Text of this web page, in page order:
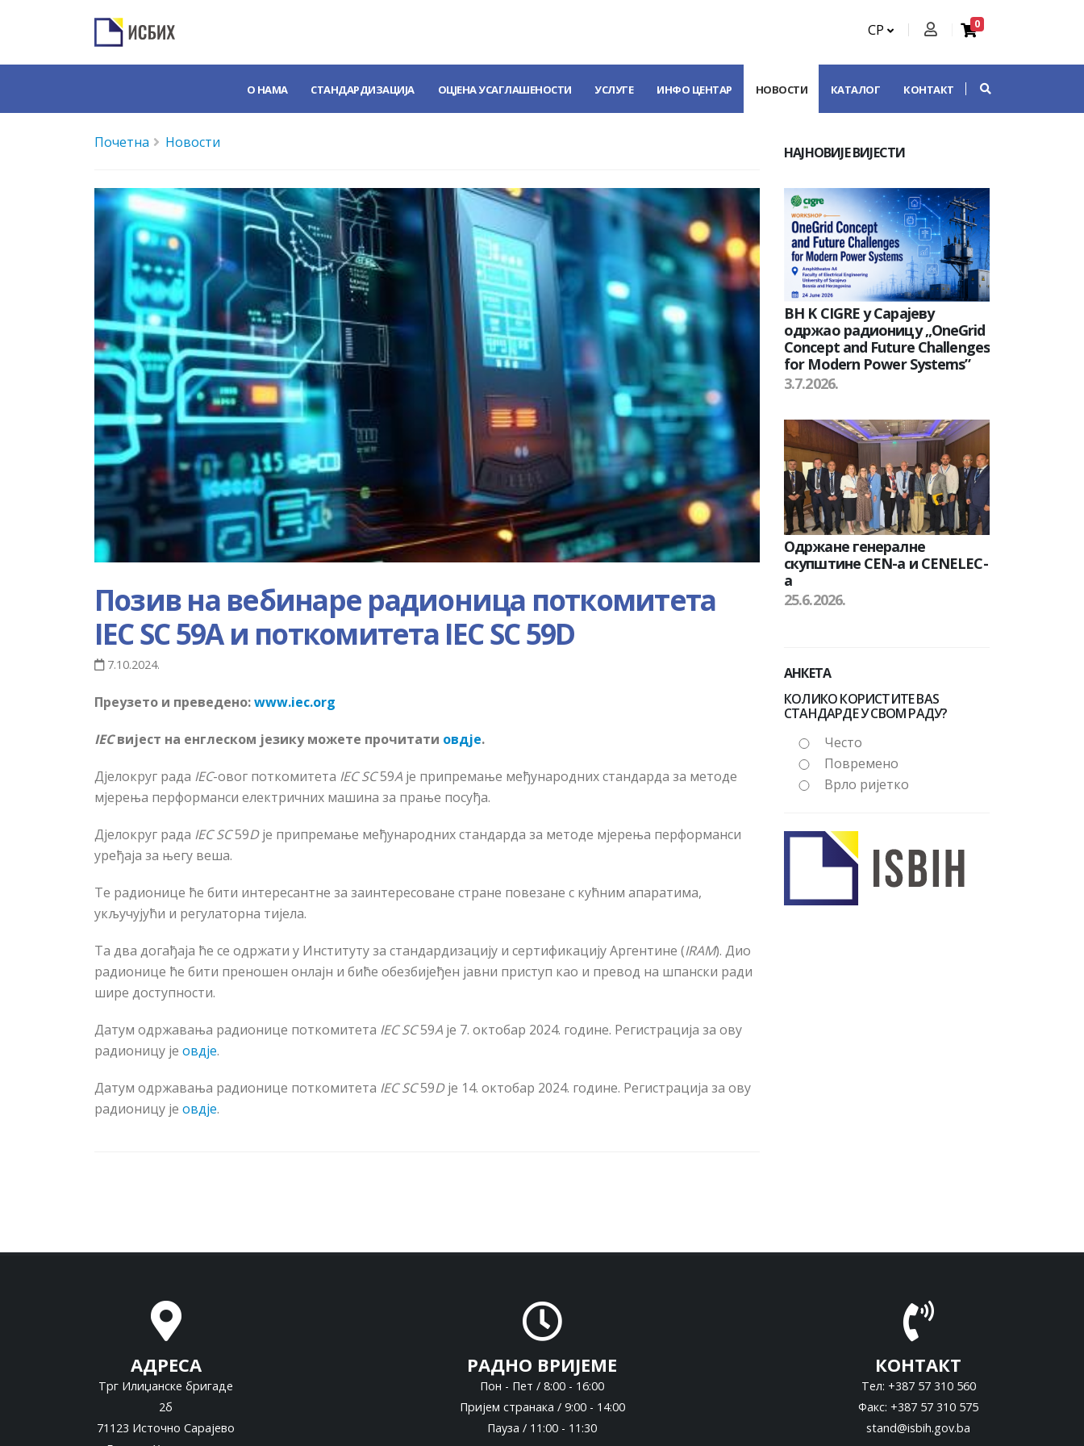
СР 0
О НАМА СТАНДАРДИЗАЦИЈА ОЦЈЕНА УСАГЛАШЕНОСТИ УСЛУГЕ ИНФО ЦЕНТАР НОВОСТИ КАТАЛОГ КОНТАКТ
Почетна Новости
Позив на вебинаре радионица поткомитета
IEC SC 59A и поткомитета IEC SC 59D
7.10.2024.
Преузето и преведено:www.iec.org
IEC вијест на енглеском језику можете прочитати овдје.
Дјелокруг рада IEC-овог поткомитета IEC SC59A је припремање међународних стандарда за методе
мјерења перформанси електричних машина за прање посуђа.
Дјелокруг рада IEC SC59Dје припремање међународних стандарда за методе мјерења перформанси
уређаја за његу веша.
Те радионице ће бити интересантне за заинтересоване стране повезане с кућним апаратима,
укључујући и регулаторна тијела.
Та два догађаја ће се одржати у Институту за стандардизацију и сертификацију Аргентине (IRAM). Дио
радионице ће бити преношен онлајн и биће обезбијеђен јавни приступ као и превод на шпански ради
шире доступности.
Датум одржавања радионице поткомитета IEC SC59A je 7. октобар 2024. године. Регистрација за ову
радионицу је овдје.
Датум одржавања радионице поткомитета IECSC59Dје 14. октобар 2024. године. Регистрација за ову
радионицу је овдје.
НАЈНОВИЈЕ ВИЈЕСТИ
BH K CIGRE у Сарајеву
одржао радионицу „OneGrid
Concept and Future Challenges
for Modern Power Systems”
3.7.2026.
Одржане генералне
скупштине CEN-а и CENELEC-
а
25.6.2026.
АНКЕТА
КОЛИКО КОРИСТИТЕ BAS
СТАНДАРДЕ У СВОМ РАДУ?
Често
Повремено
Врло ријетко
АДРЕСА
Трг Илиџанске бригаде
2б
71123 Источно Сарајево
РАДНО ВРИЈЕМЕ
Пон - Пет / 8:00 - 16:00
Пријем странака / 9:00 - 14:00
Пауза / 11:00 - 11:30
КОНТАКТ
Тел: +387 57 310 560
Факс: +387 57 310 575
stand@isbih.gov.ba